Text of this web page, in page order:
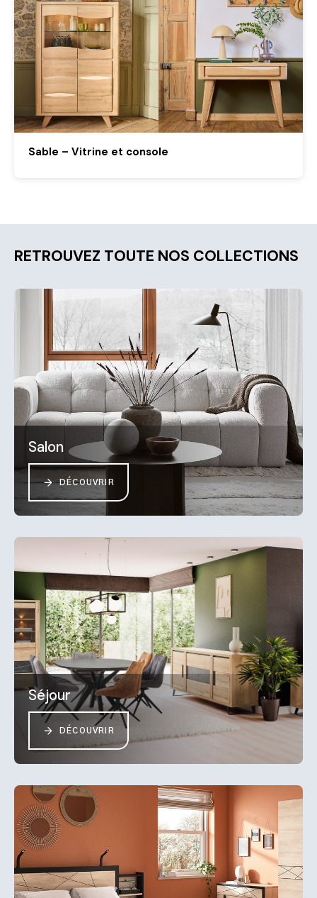
Sable – Vitrine et console
RETROUVEZ TOUTE NOS COLLECTIONS
Salon
DÉCOUVRIR
Séjour
DÉCOUVRIR